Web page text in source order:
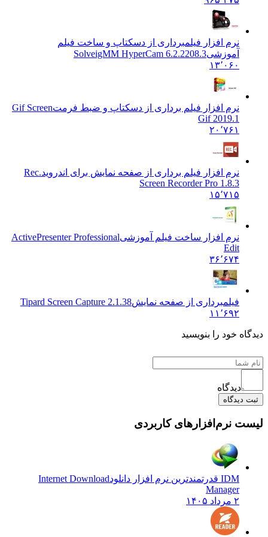
نرم افزار فیلمبرداری از دسکتاپ و ساخت فیلم
آموزشیSolveigMM HyperCam 6.2.2208.3
۱۳٬۰۶۰
نرم افزار فیلم برداری از دسکتاپ و ضبط فرمتGif Screen
Gif 2019.1
۲۰٬۷۶۱
نرم افزار فیلم برداری از صفحه نمایش برای اندرویدRec.
Screen Recorder Pro 1.8.3
۱۵٬۷۱۵
نرم افزار ساخت فیلم آموزشیActivePresenter Professional
۳۶٬۶۷۴
فیلمبرداری از صفحه نمایشTipard Screen Capture 2.1.38
۱۱٬۶۹۲
خود را بنویسید
دیدگاه
نرم‌افزارهای کاربردی
Internet Download
Manager